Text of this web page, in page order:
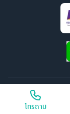
โทรถาม